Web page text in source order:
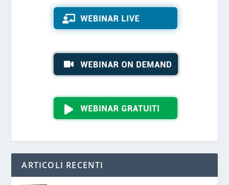
ARTICOLI RECENTI